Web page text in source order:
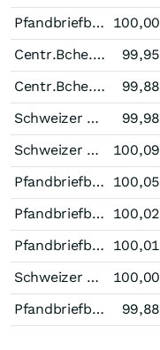
Pfandbriefbank der schweizerischen Hypothekarinstitute Pfandbrief 0,25 % bis 08/26
100,00
Centr.Bche.Cant 0,05 % bis 11/26
99,95
Centr.Bche.Cant bis 01/27
99,88
Schweizer Kantonalbanken Pfandbrief 0,00 % bis 10/26
99,98
Schweizer Kantonalbanken Pfandbrief 0,375 % bis 12/26
100,09
Pfandbriefbank der schweizerischen Hypothekarinstitute Pfandbrief 0,25 % bis 01/27
100,05
Pfandbriefbank der schweizerischen Hypothekarinstitute Pfandbrief 0,25 % bis 10/26
100,02
Pfandbriefbank der schweizerischen Hypothekarinstitute Pfandbrief 0,25 % bis 09/26
100,01
Schweizer Kantonalbanken Pfandbrief 0,25 % bis 07/26
100,00
Pfandbriefbank der schweizerischen Hypothekarinstitute Pfandbrief 0,25 % bis 11/26
99,88